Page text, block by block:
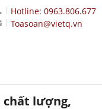
Hotline: 0963.806.677
Toasoan@vietq.vn
chất lượng,